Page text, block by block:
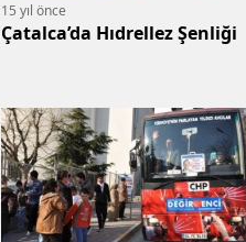
15 yıl önce
Çatalca’da Hıdrellez Şenliği